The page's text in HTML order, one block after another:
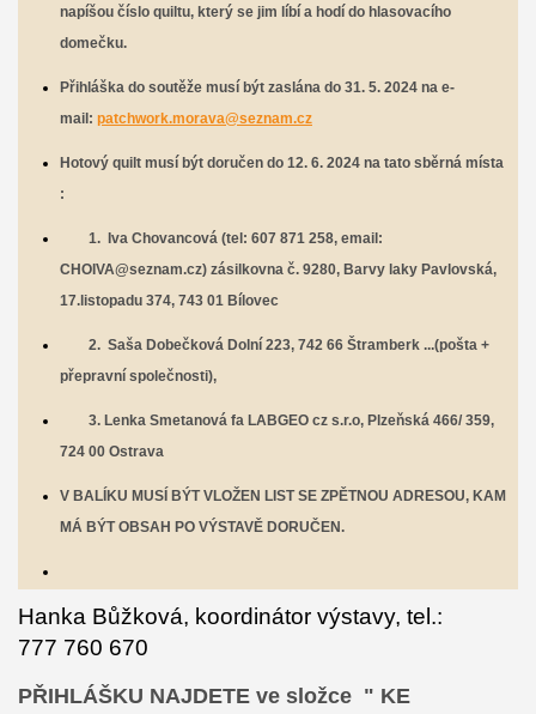
napíšou číslo quiltu, který se jim líbí a hodí do hlasovacího
domečku.
Přihláška do soutěže musí být zaslána do 31. 5. 2024 na e-
mail: patchwork.morava@seznam.cz
Hotový quilt musí být doručen do 12. 6. 2024 na tato sběrná místa
:
1. Iva Chovancová (tel: 607 871 258, email:
CHOIVA@seznam.cz) zásilkovna č. 9280, Barvy laky Pavlovská,
17.listopadu 374, 743 01 Bílovec
2. Saša Dobečková Dolní 223, 742 66 Štramberk ...(pošta +
přepravní společnosti),
3. Lenka Smetanová fa LABGEO cz s.r.o, Plzeňská 466/ 359,
724 00 Ostrava
V BALÍKU MUSÍ BÝT VLOŽEN LIST SE ZPĚTNOU ADRESOU, KAM
MÁ BÝT OBSAH PO VÝSTAVĚ DORUČEN.
Hanka Bůžková, koordinátor výstavy, tel.:
777 760 670
PŘIHLÁŠKU NAJDETE ve složce " KE